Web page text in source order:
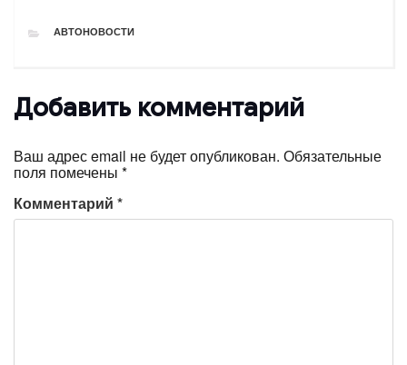
РУБРИКИ
АВТОНОВОСТИ
Добавить комментарий
Ваш адрес email не будет опубликован. Обязательные
поля помечены *
Комментарий *